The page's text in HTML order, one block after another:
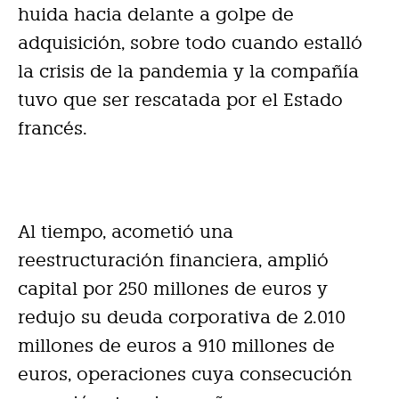
huida hacia delante a golpe de
adquisición, sobre todo cuando estalló
la crisis de la pandemia y la compañía
tuvo que ser rescatada por el Estado
francés.
Al tiempo, acometió una
reestructuración financiera, amplió
capital por 250 millones de euros y
redujo su deuda corporativa de 2.010
millones de euros a 910 millones de
euros, operaciones cuya consecución